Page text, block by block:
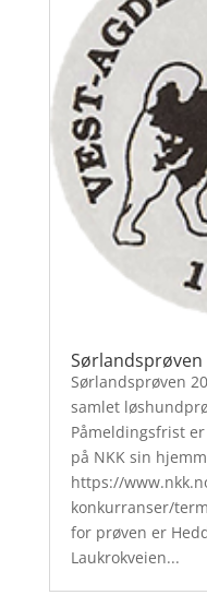
Sørlandsprøven
Sørlandsprøven
samlet
Påmeldingsfrist
på NKK sin
https://
konkurranser/
for prøven er
Laukrokveien...